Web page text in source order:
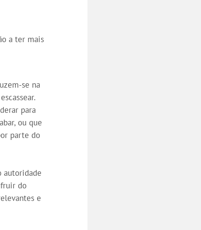
a ter mais
se na
para
ou que
parte do
autoridade
do
e